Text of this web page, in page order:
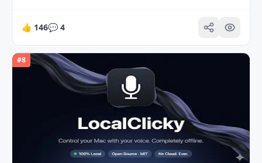
👍 146💬 4
#8